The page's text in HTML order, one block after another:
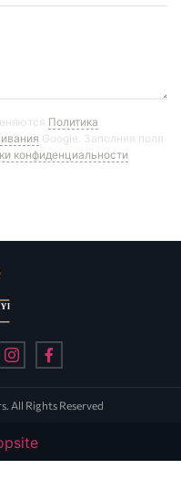
Политика
Google. Заполняя поля
конфиденциальности
All Rights Reserved